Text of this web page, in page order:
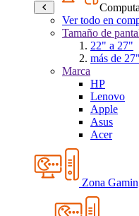
Ver todo en
Tamaño de
22" a 27"
más de 27"
Marca
HP
Lenovo
Apple
Asus
Acer
Zona